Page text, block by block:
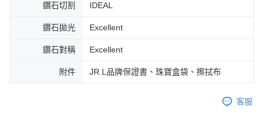
鑽石切割 IDEAL
鑽石拋光 Excellent
鑽石對稱 Excellent
附件 JR.L品牌保證書、珠寶盒袋、擦拭布
客服